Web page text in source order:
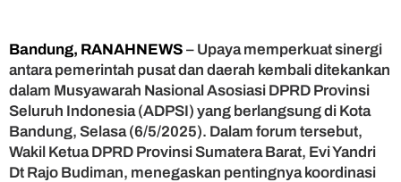
o
r
g
K
e
a
Bandung, RANAHNEWS – Upaya memperkuat sinergi
antara pemerintah pusat dan daerah kembali ditekankan
dalam Musyawarah Nasional Asosiasi DPRD Provinsi
Seluruh Indonesia (ADPSI) yang berlangsung di Kota
Bandung, Selasa (6/5/2025). Dalam forum tersebut,
Wakil Ketua DPRD Provinsi Sumatera Barat, Evi Yandri
Dt Rajo Budiman, menegaskan pentingnya koordinasi